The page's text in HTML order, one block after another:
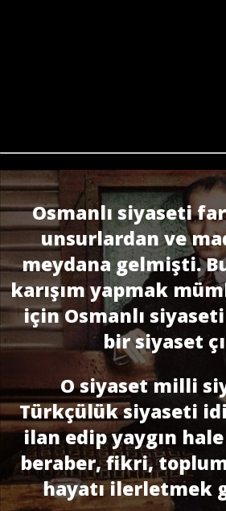
Osmanlı siyaseti
unsurlardan ve
meydana gelmişti.
karışım yapmak
için Osmanlı
bir siyaset
O siyaset milli
Türkçülük siyaseti
ilan edip yaygın
beraber, fikri,
hayatı ilerletmek